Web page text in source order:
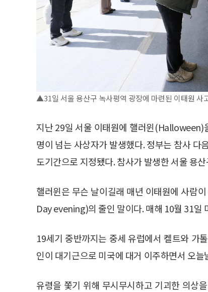
▲31일 서울 용산구 녹사평역 광장에 마련된 이태원
지난 29일 서울 이태원에 핼러윈(Halloween)
명이 넘는 사상자가 발생했다. 정부는 참사 다
도기간으로 지정됐다. 참사가 발생한 서울 용
핼러윈은 무슨 날이길래 매년 이태원에 사람
Day evening)의 줄인 말이다. 매해 10월 31일
19세기 중반까지는 중세 유럽에서 켈트와 가
인이 대기근으로 미국에 대거 이주하면서 오
유령을 쫓기 위해 무시무시하고 기괴한 의상